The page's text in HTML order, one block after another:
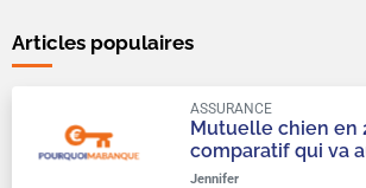
Articles populaires
Mutuelle chien en
comparatif qui va
mensuel
ASSURANCE
Jennifer